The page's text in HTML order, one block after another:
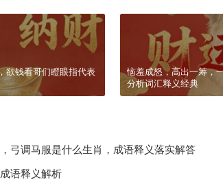
欲钱看哥们瞪眼指代表
恼羞成怒，高出一筹，
分析词汇释义经典
弓调马服是什么生肖，成语释义落实解答
语释义解析